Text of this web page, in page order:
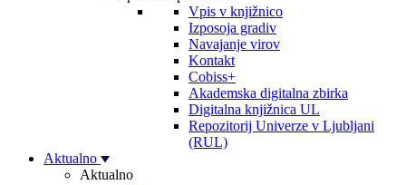
Vpis v knjižnico
Izposoja gradiv
Navajanje virov
Kontakt
Cobiss+
Akademska digitalna zbirka
Digitalna knjižnica UL
Repozitorij Univerze v Ljubljani
(RUL)
Aktualno
Aktualno